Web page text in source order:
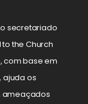
o secretariado
the Church
com base em
ajuda os
ameaçados